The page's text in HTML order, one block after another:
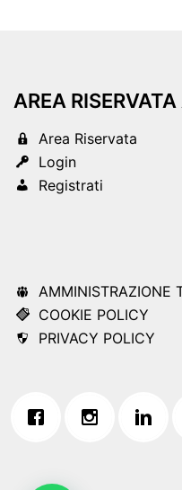
AREA
Area Riservata
Login
Registrati
AMMINISTRAZIONE
COOKIE POLICY
PRIVACY POLICY